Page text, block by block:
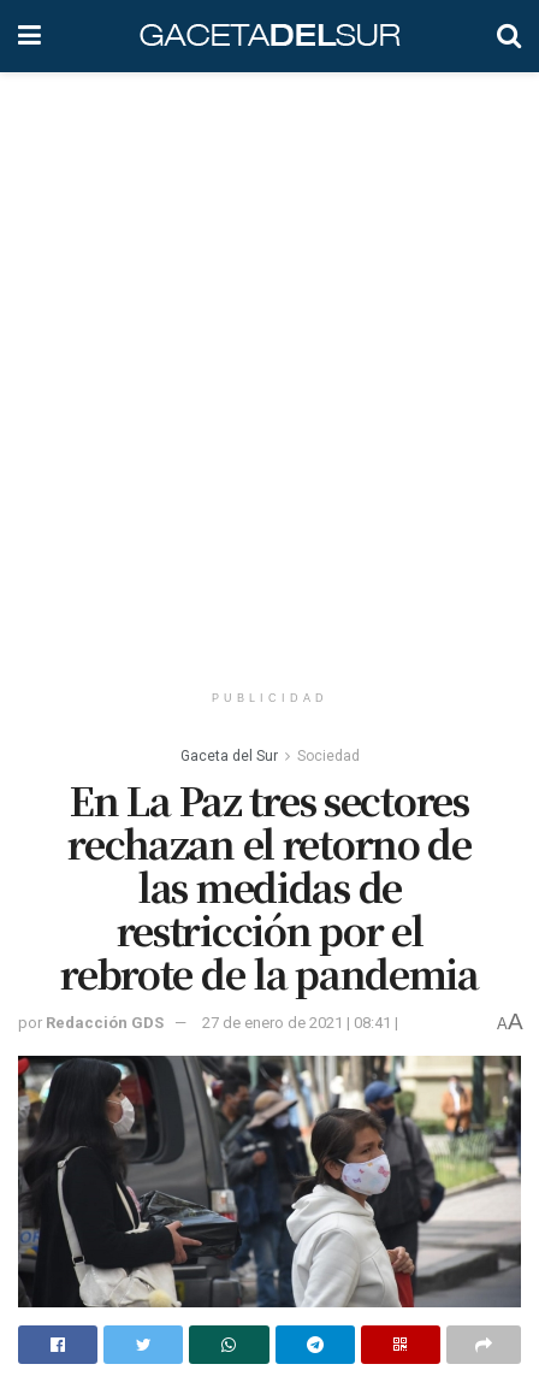
PUBLICIDAD
Gaceta del Sur Sociedad
En La Paz tres sectores
rechazan el retorno de
las medidas de
restricción por el
rebrote de la pandemia
por Redacción GDS 27 de enero de 2021 | 08:41 | AA